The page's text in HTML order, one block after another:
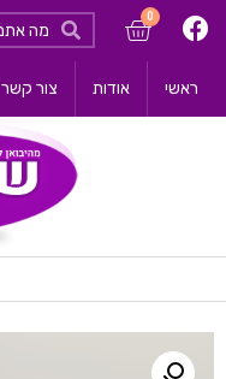
ראשי אודות צור קשר